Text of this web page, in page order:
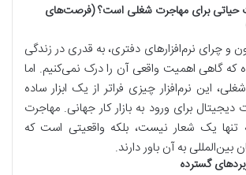
حیاتی برای مهاجرت شغلی است؟ (فرصت‌های
و چرای نرم‌افزارهای دفتری، به قدری در زندگی
که گاهی اهمیت واقعی آن را درک نمی‌کنیم. اما
این نرم‌افزار چیزی فراتر از یک ابزار ساده
برای ورود به بازار کار جهانی. مهاجرت
تنها یک شعار نیست، بلکه واقعیتی است که
بین‌المللی به آن باور دارند.
گسترده